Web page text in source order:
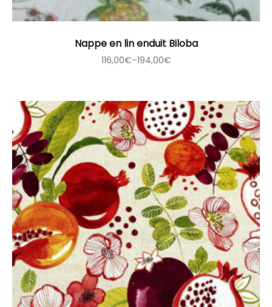
Nappe en lin enduit Biloba
116,00€–194,00€